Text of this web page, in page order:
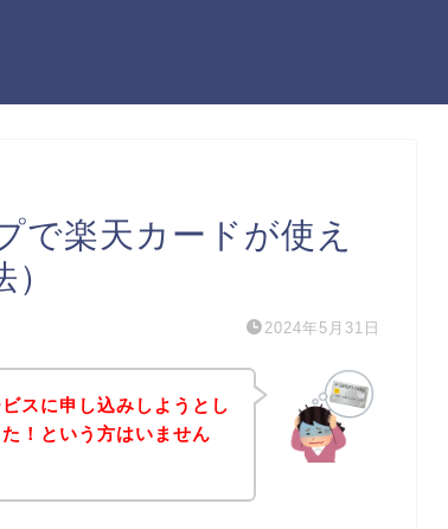
で楽天カードが使え
2024年5月31日
スに申し込みしようとし
！という方はいません